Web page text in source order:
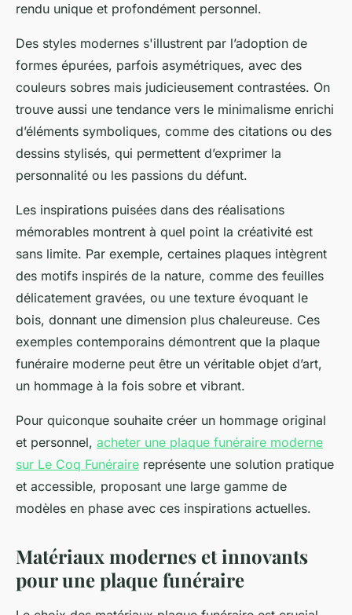
rendu unique et profondément personnel.
Des styles modernes s'illustrent par l’adoption de
formes épurées, parfois asymétriques, avec des
couleurs sobres mais judicieusement contrastées. On
trouve aussi une tendance vers le minimalisme enrichi
d’éléments symboliques, comme des citations ou des
dessins stylisés, qui permettent d’exprimer la
personnalité ou les passions du défunt.
Les inspirations puisées dans des réalisations
mémorables montrent à quel point la créativité est
sans limite. Par exemple, certaines plaques intègrent
des motifs inspirés de la nature, comme des feuilles
délicatement gravées, ou une texture évoquant le
bois, donnant une dimension plus chaleureuse. Ces
exemples contemporains démontrent que la plaque
funéraire moderne peut être un véritable objet d’art,
un hommage à la fois sobre et vibrant.
Pour quiconque souhaite créer un hommage original
et personnel, acheter une plaque funéraire moderne
sur Le Coq Funéraire représente une solution pratique
et accessible, proposant une large gamme de
modèles en phase avec ces inspirations actuelles.
Matériaux modernes et innovants
pour une plaque funéraire